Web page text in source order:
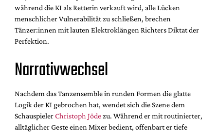
während die KI als Retterin verkauft wird, alle Lücken
menschlicher Vulnerabilität zu schließen, brechen
Tänzer:innen mit lauten Elektroklängen Richters Diktat der
Perfektion.
Narrativwechsel
Nachdem das Tanzensemble in runden Formen die glatte
Logik der KI gebrochen hat, wendet sich die Szene dem
SchauspielerChristoph Jödezu. Während er mit routinierter,
alltäglicher Geste einen Mixer bedient, offenbart er tiefe